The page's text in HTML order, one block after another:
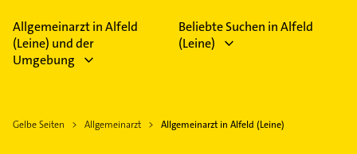
Allgemeinarzt in Alfeld
(Leine) und der
Umgebung
Beliebte Suchen in Alfeld
(Leine)
Gelbe Seiten Allgemeinarzt Allgemeinarzt in Alfeld (Leine)